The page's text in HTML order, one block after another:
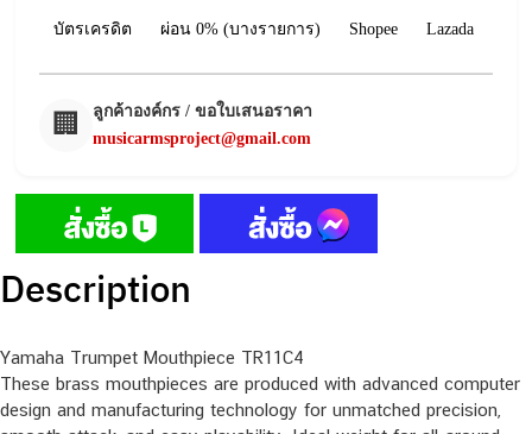
บัตรเครดิต ผ่อน 0% (บางรายการ) Shopee Lazada
🏢
ลูกค้าองค์กร / ขอใบเสนอราคา
musicarmsproject@gmail.com
Description
Yamaha Trumpet Mouthpiece TR11C4
These brass mouthpieces are produced with advanced computer
design and manufacturing technology for unmatched precision,